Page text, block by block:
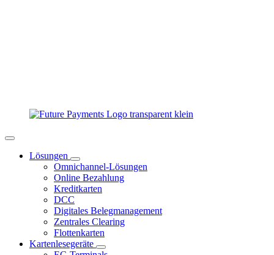
Lösungen
Omnichannel-Lösungen
Online Bezahlung
Kreditkarten
DCC
Digitales Belegmanagement
Zentrales Clearing
Flottenkarten
Kartenlesegeräte